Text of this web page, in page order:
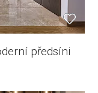
předsíni